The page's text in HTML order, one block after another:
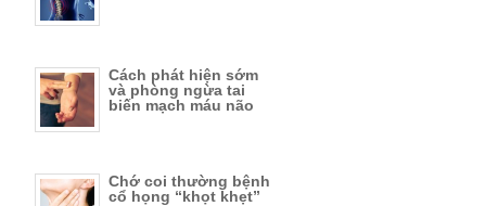
Cách phát hiện sớm
và phòng ngừa tai
biến mạch máu não
Chớ coi thường bệnh
cổ họng “khọt khẹt”